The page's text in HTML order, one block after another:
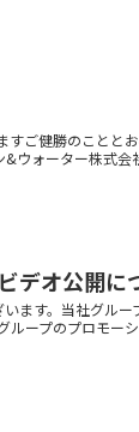
ご健勝のことと
ウォーター株式
デオ公開に
ます。当社グル
ープのプロモー